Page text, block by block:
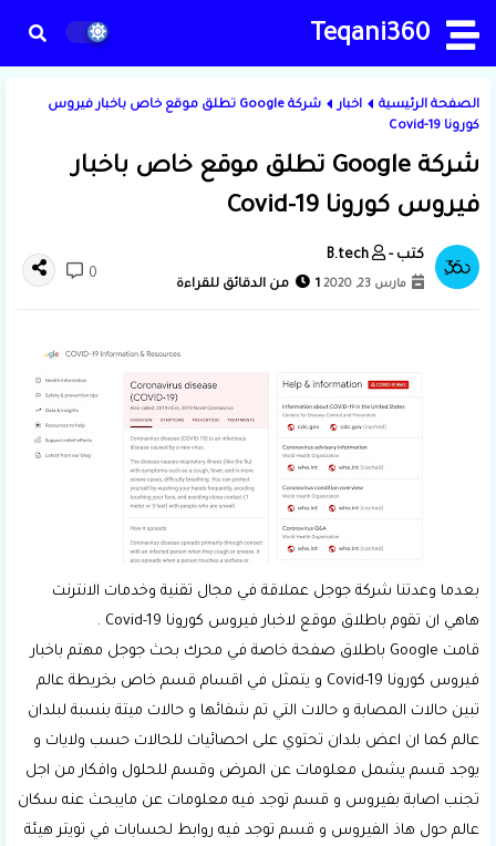
Teqani360
الصفحة الرئيسية اخبار
شركة Google تطلق موقع خاص باخبار فيروس
كورونا Covid-19
شركة Google تطلق موقع خاص باخبار
فيروس كورونا Covid-19
مارس 23, 2020 1 من الدقائق للقراءة
0
بعدما وعدتنا شركة جوجل عملاقة في مجال تقنية وخدمات الانترنت
هاهي ان تقوم باطلاق موقع لاخبار فيروس كورونا Covid-19 .
قامت Google باطلاق صفحة خاصة في محرك بحث جوجل مهتم باخبار
فيروس كورونا Covid-19 و يتمثل في اقسام قسم خاص بخريطة عالم
تبين حالات المصابة و حالات التي تم شفائها و حالات ميتة بنسبة لبلدان
عالم كما ان اعض بلدان تحتوي على احصائيات للحالات حسب ولايات و
يوجد قسم يشمل معلومات عن المرض وقسم للحلول وافكار من اجل
تجنب اصابة بفيروس و قسم توجد فيه معلومات عن مايبحث عنه سكان
عالم حول هاذ الفيروس و قسم توجد فيه روابط لحسابات في تويتر هيئة